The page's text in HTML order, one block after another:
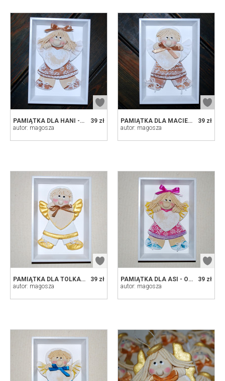
39 zł
PAMIĄTKA DLA HANI - OBRAZEK, ANIOŁ Z MASY SOLNEJ W RAMCE
autor: magosza
39 zł
PAMIĄTKA DLA MACIEJA - OBRAZEK, ANIOŁ Z MASY SOLNEJ W RAMCE
autor: magosza
39 zł
PAMIĄTKA DLA TOLKA - OBRAZEK, ANIOŁ Z MASY SOLNEJ W RAMCE
autor: magosza
39 zł
PAMIĄTKA DLA ASI - OBRAZEK, ANIOŁ Z MASY SOLNEJ W RAMCE
autor: magosza